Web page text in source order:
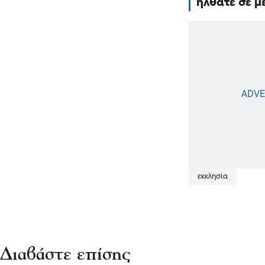
ήλθατε σε
εκκλησία
Διαβάστε επίσης